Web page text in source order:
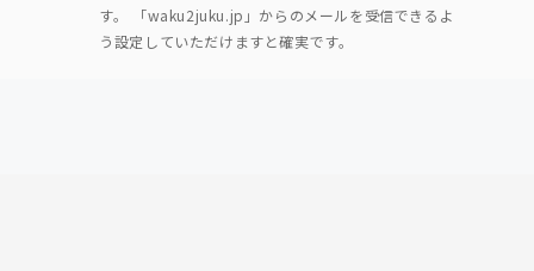
す。 「waku2juku.jp」からのメールを受信できるよ
う設定していただけますと確実です。